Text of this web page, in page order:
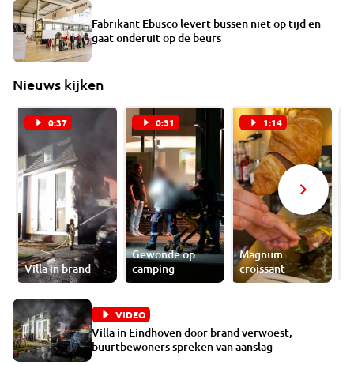
Fabrikant Ebusco levert bussen niet op tijd en
gaat onderuit op de beurs
Nieuws kijken
0:37
Villa in brand
0:31
Gewonde op
camping
1:14
Magnum
croissant
VIDEO
Villa in Eindhoven door brand verwoest,
buurtbewoners spreken van aanslag